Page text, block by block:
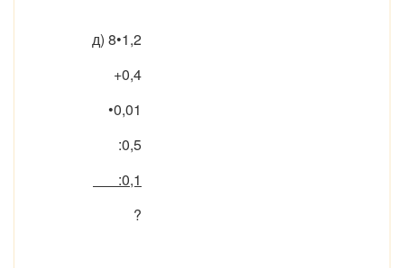
д) 8•1,2
+0,4
•0,01
:0,5
:0,1
?